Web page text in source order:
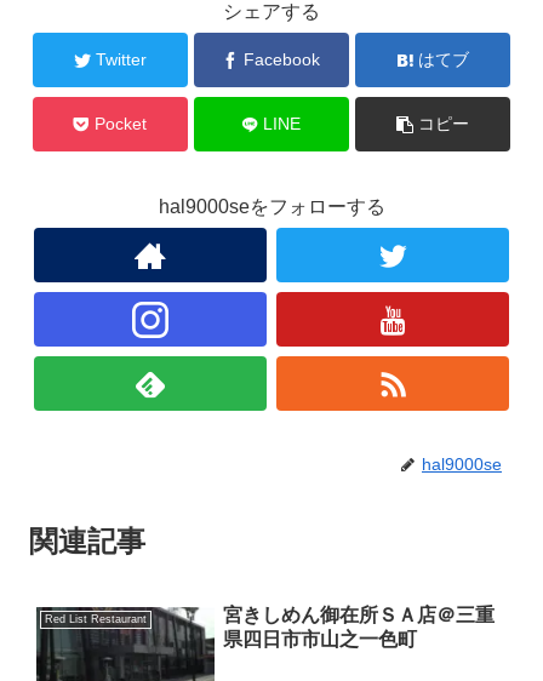
シェアする
Twitter Facebook はてブ
Pocket LINE コピー
hal9000seをフォローする
hal9000se
関連記事
Red List Restaurant
宮きしめん御在所ＳＡ店＠三重
県四日市市山之一色町